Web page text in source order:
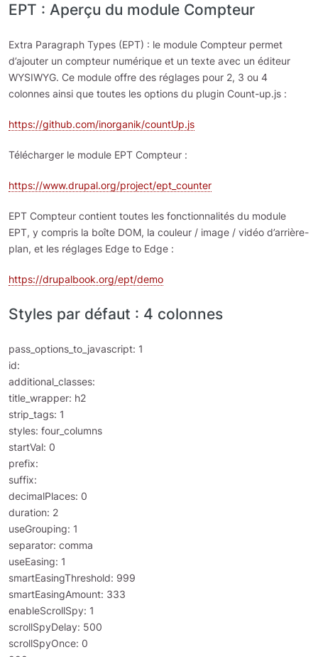
EPT : Aperçu du module Compteur
Extra Paragraph Types (EPT) : le module Compteur permet
d’ajouter un compteur numérique et un texte avec un éditeur
WYSIWYG. Ce module offre des réglages pour 2, 3 ou 4
colonnes ainsi que toutes les options du plugin Count-up.js :
https://github.com/inorganik/countUp.js
Télécharger le module EPT Compteur :
https://www.drupal.org/project/ept_counter
EPT Compteur contient toutes les fonctionnalités du module
EPT, y compris la boîte DOM, la couleur / image / vidéo d’arrière-
plan, et les réglages Edge to Edge :
https://drupalbook.org/ept/demo
Styles par défaut : 4 colonnes
pass_options_to_javascript: 1
id:
additional_classes:
title_wrapper: h2
strip_tags: 1
styles: four_columns
startVal: 0
prefix:
suffix:
decimalPlaces: 0
duration: 2
useGrouping: 1
separator: comma
useEasing: 1
smartEasingThreshold: 999
smartEasingAmount: 333
enableScrollSpy: 1
scrollSpyDelay: 500
scrollSpyOnce: 0